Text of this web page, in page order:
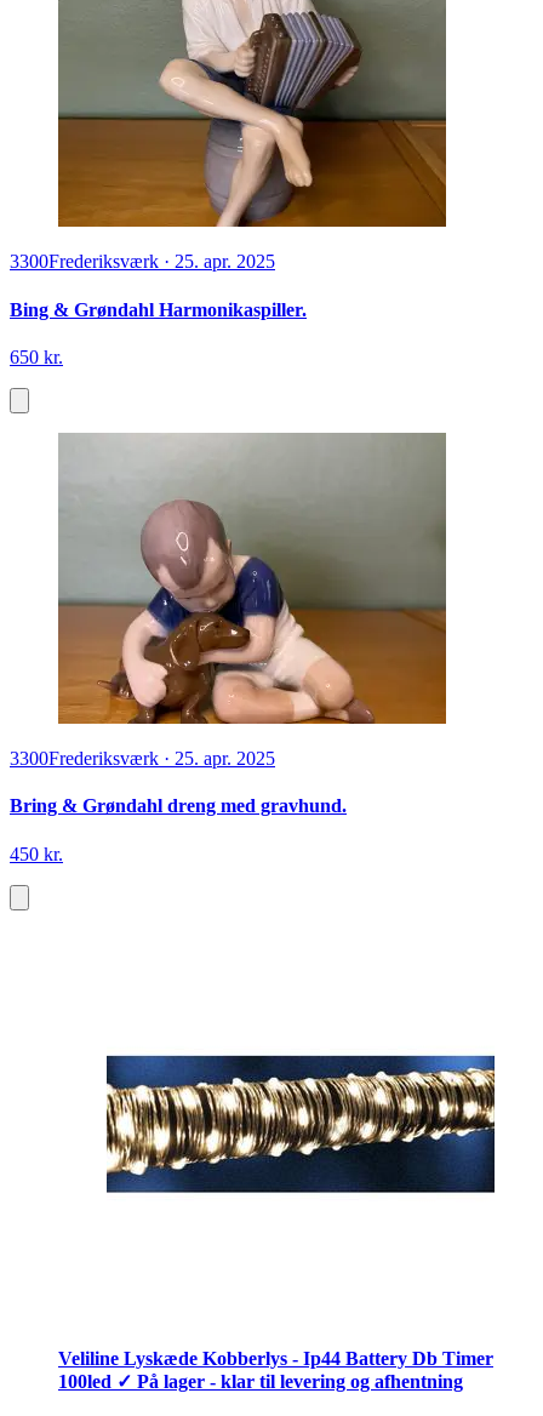
3300Frederiksværk · 25. apr. 2025
Bing & Grøndahl Harmonikaspiller.
650 kr.
3300Frederiksværk · 25. apr. 2025
Bring & Grøndahl dreng med gravhund.
450 kr.
Veliline Lyskæde Kobberlys - Ip44 Battery Db Timer
100led ✓ På lager - klar til levering og afhentning